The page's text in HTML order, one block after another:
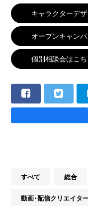
キャラクターデ
オープンキャン
個別相談会はこち
すべて 総合
動画・配信クリエイタ